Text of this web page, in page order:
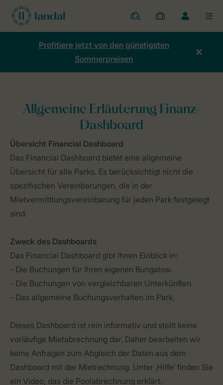
Ferienparks
Meine
Buchungen
Dropdown-
Menü
Kontos
Profitiere jetzt von den günstigsten
Sommerpreisen
Allgemeine Erläuterung Finanz-
Dashboard
Übersicht Financial Dashboard
Das Financial Dashboard bietet eine allgemeine
Übersicht für alle Parks. Es berücksichtigt nicht die
spezifischen Vereinbarungen, die in der
Mietvermittlungsvereinbarung für jeden Park festgelegt
sind.
Zweck des Dashboards
Das Financial Dashboard gibt Ihnen Einblick in:
- Die Buchungen für Ihren eigenen Bungalow.
- Die Buchungen von vergleichbaren Unterkünften.
- Das allgemeine Buchungsverhalten im Park.
Dieses Dashboard ist rein informativ und stellt keine
vorläufige Mietabrechnung dar. Daher bearbeiten wir
keine Anfragen zum Abgleich der Daten aus dem
Dashboard mit der Mietrechnung. Unter ‚Hilfe‘ finden Sie
ein Video, das die Poolabrechnung erklärt.